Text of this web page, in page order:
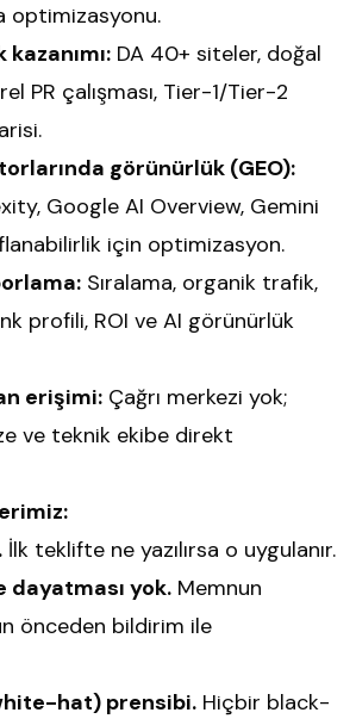
optimizasyonu.
DA 40+ siteler, doğal
PR çalışması, Tier-1/Tier-2
görünürlük (GEO):
Google AI Overview, Gemini
için optimizasyon.
Sıralama, organik trafik,
profili, ROI ve AI görünürlük
erişimi: Çağrı merkezi yok;
ve teknik ekibe direkt
İlk teklifte ne yazılırsa o uygulanır.
dayatması yok. Memnun
önceden bildirim ile
hat) prensibi. Hiçbir black-